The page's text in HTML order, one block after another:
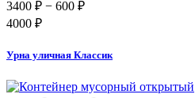
3400 ₽ − 600 ₽
4000 ₽
Урна уличная Классик